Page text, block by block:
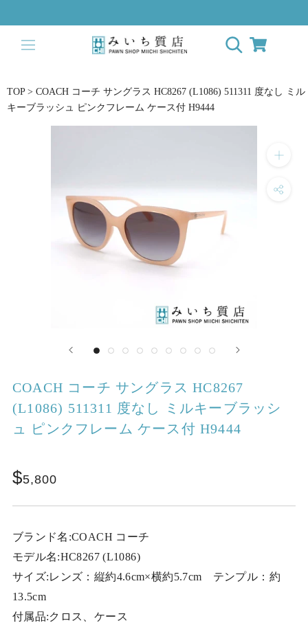
to
content
TOP > COACH コーチ サングラス HC8267 (L1086) 511311 度なし ミル
キーブラッシュ ピンクフレーム ケース付 H9444
COACH コーチ サングラス HC8267
(L1086) 511311 度なし ミルキーブラッシ
ュ ピンクフレーム ケース付 H9444
5,800
ブランド名:COACH コーチ
モデル名:HC8267 (L1086)
サイズ:レンズ：縦約4.6cm×横約5.7cm テンプル：約
13.5cm
付属品:クロス、ケース